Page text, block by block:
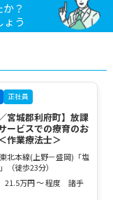
？
う
正社員
宮城郡利府町】放課
ービスでの療育のお
作業療法士＞
北本線(上野－盛岡)「塩
（徒歩23分）
21.5万円 ～ 程度 諸手